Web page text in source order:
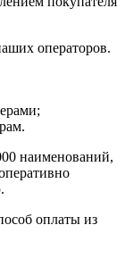
операторов.
наименований,
оплаты из